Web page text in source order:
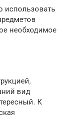
необходимое
вид
К